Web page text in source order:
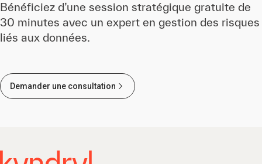
Bénéficiez d’une session stratégique gratuite de
30 minutes avec un expert en gestion des risques
liés aux données.
Demander une consultation